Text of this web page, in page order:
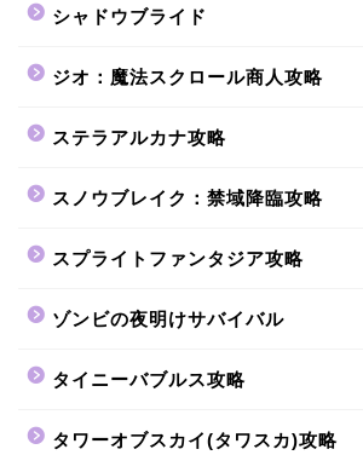
シャドウブライド
ジオ：魔法スクロール商人攻略
ステラアルカナ攻略
スノウブレイク：禁域降臨攻略
スプライトファンタジア攻略
ゾンビの夜明けサバイバル
タイニーバブルス攻略
タワーオブスカイ(タワスカ)攻略